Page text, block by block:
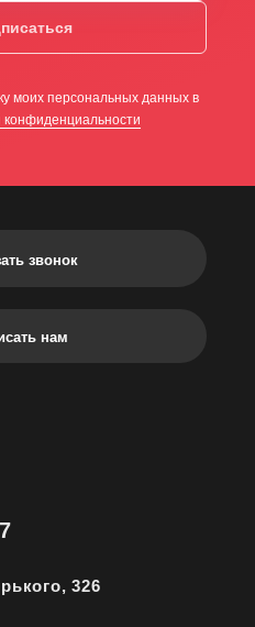
моих персональных данных в
конфиденциальности
звонок
нам
326